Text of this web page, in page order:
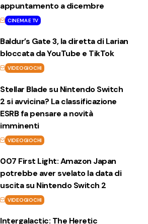
appuntamento a dicembre
CINEMA E TV
Baldur’s Gate 3, la diretta di Larian
bloccata da YouTube e TikTok
VIDEOGIOCHI
Stellar Blade su Nintendo Switch
2 si avvicina? La classificazione
ESRB fa pensare a novità
imminenti
VIDEOGIOCHI
007 First Light: Amazon Japan
potrebbe aver svelato la data di
uscita su Nintendo Switch 2
VIDEOGIOCHI
Intergalactic: The Heretic